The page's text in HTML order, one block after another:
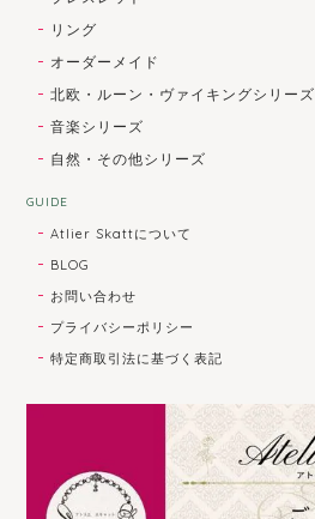
リング
オーダーメイド
北欧・ルーン・ヴァイキングシリーズ
音楽シリーズ
自然・その他シリーズ
GUIDE
Atlier Skattについて
BLOG
お問い合わせ
プライバシーポリシー
特定商取引法に基づく表記